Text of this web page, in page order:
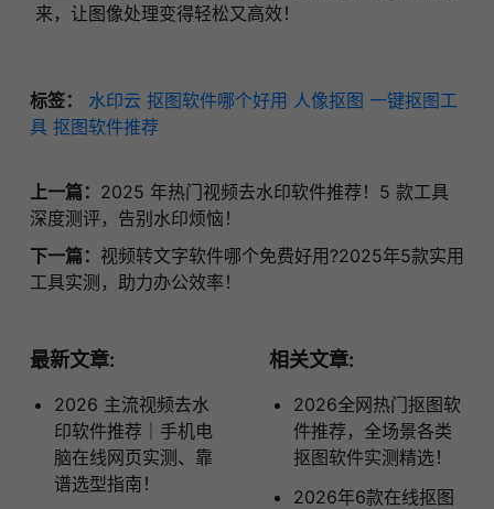
来，让图像处理变得轻松又高效！
标签： 水印云 抠图软件哪个好用 人像抠图 一键抠图工
具 抠图软件推荐
上一篇： 2025 年热门视频去水印软件推荐！5 款工具
深度测评，告别水印烦恼！
下一篇： 视频转文字软件哪个免费好用?2025年5款实用
工具实测，助力办公效率！
最新文章:
2026 主流视频去水
印软件推荐｜手机电
脑在线网页实测、靠
谱选型指南！
相关文章:
2026全网热门抠图软
件推荐，全场景各类
抠图软件实测精选！
2026年6款在线抠图